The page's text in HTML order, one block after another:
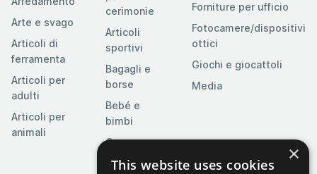
Arte e svago
Articoli di
ferramenta
Articoli per
adulti
Articoli per
animali
cerimonie
Articoli
sportivi
Bagagli e
borse
Bebé e
bimbi
Casa e
giardino
Forniture per ufficio
Fotocamere/dispositivi
ottici
Giochi e giocattoli
Media
×
This website uses cookies